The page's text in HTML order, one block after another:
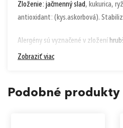
Zloženie: jačmenný slad, kukurica,
antioxidant: (kys.askorbová).
Alergény sú vyznačené v zložení
Výživové hodnoty
Zobraziť viac
Podobné produkty